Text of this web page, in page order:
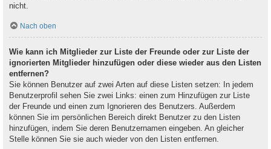
nicht.
Nach oben
Wie kann ich Mitglieder zur Liste der Freunde oder zur Liste der
ignorierten Mitglieder hinzufügen oder diese wieder aus den Listen
entfernen?
Sie können Benutzer auf zwei Arten auf diese Listen setzen: In jedem
Benutzerprofil sehen Sie zwei Links: einen zum Hinzufügen zur Liste
der Freunde und einen zum Ignorieren des Benutzers. Außerdem
können Sie im persönlichen Bereich direkt Benutzer zu den Listen
hinzufügen, indem Sie deren Benutzernamen eingeben. An gleicher
Stelle können Sie sie auch wieder von den Listen entfernen.